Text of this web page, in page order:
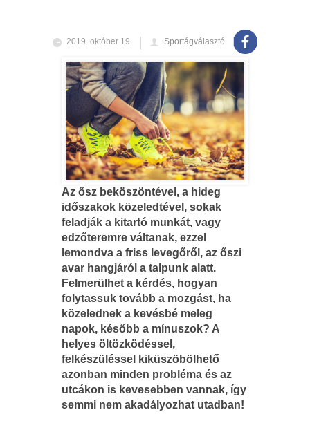
2019. október 19. Sportágválasztó
Az ősz beköszöntével, a hideg
időszakok közeledtével, sokak
feladják a kitartó munkát, vagy
edzőteremre váltanak, ezzel
lemondva a friss levegőről, az őszi
avar hangjáról a talpunk alatt.
Felmerülhet a kérdés, hogyan
folytassuk tovább a mozgást, ha
közelednek a kevésbé meleg
napok, később a mínuszok? A
helyes öltözködéssel,
felkészüléssel kiküszöbölhető
azonban minden probléma és az
utcákon is kevesebben vannak, így
semmi nem akadályozhat utadban!